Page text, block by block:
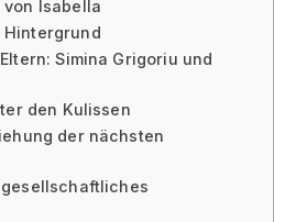
von Isabella
Hintergrund
Simina Grigoriu und
den Kulissen
der nächsten